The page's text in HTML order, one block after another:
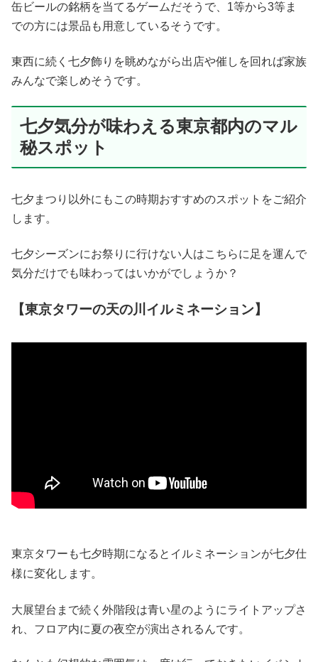
缶ビールの銘柄を当てるゲームだそうで、1等から3等ま
での方には景品も用意しているそうです。
東西に続く七夕飾りを眺めながら出店や催しを回れば家族
みんなで楽しめそうです。
七夕気分が味わえる東京都内のマル
秘スポット
七夕まつり以外にもこの時期おすすめのスポットをご紹介
します。
七夕シーズンにお祭りに行けない人はこちらに足を運んで
気分だけでも味わってはいかがでしょうか？
【東京タワーの天の川イルミネーション】
東京タワーも七夕時期になるとイルミネーションが七夕仕
様に変化します。
大展望台まで続く外階段は青い星のようにライトアップさ
れ、フロア内に夏の夜空が演出されるんです。